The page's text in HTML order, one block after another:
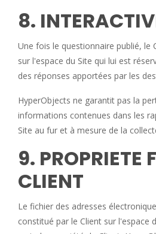
8.
Une fois le questionnaire publié, le
sur l'espace du Site qui lui est
des réponses apportées par les
HyperObjects ne garantit pas la
informations contenues dans les
Site au fur et à mesure de la
9. PROPRIETE
CLIENT
Le fichier des adresses
constitué par le Client sur l'espace